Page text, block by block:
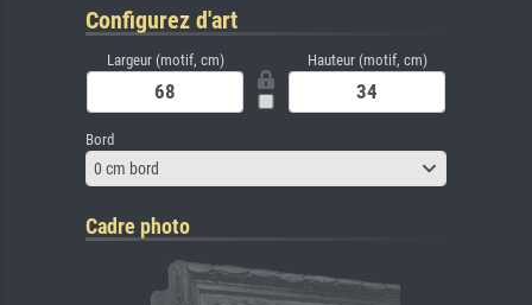
Configurez d'art
Largeur (motif, cm) Hauteur (motif, cm)
Bord
0 cm bord
Cadre photo